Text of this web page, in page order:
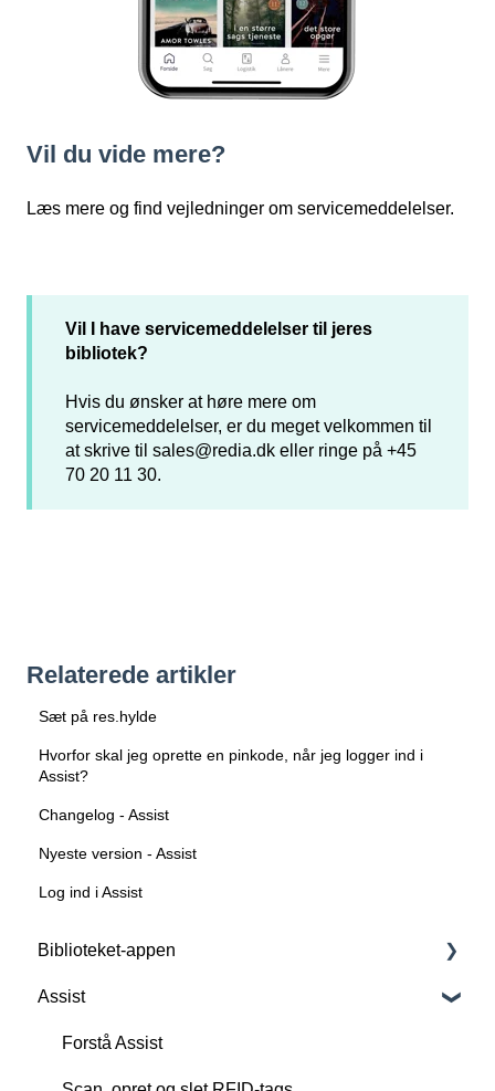
Vil du vide mere?
Læs mere og find vejledninger om servicemeddelelser.
Vil I have servicemeddelelser til jeres
bibliotek?
Hvis du ønsker at høre mere om
servicemeddelelser, er du meget velkommen til
at skrive til sales@redia.dk eller ringe på +45
70 20 11 30.
Relaterede artikler
Sæt på res.hylde
Hvorfor skal jeg oprette en pinkode, når jeg logger ind i
Assist?
Changelog - Assist
Nyeste version - Assist
Log ind i Assist
Biblioteket-appen
Forstå Biblioteket-appen
Basisfunktioner
Assist
Forstå Assist